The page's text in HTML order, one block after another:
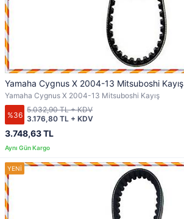
Yamaha Cygnus X 2004-13 Mitsuboshi Kayış
Yamaha Cygnus X 2004-13 Mitsuboshi Kayış
%36
3.748,63 TL
3.176,80 TL + KDV
5.032,90 TL + KDV